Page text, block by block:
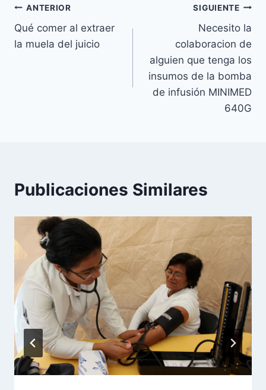
Navegación
de
ANTERIOR
Qué comer al extraer
la muela del juicio
SIGUIENTE
Necesito la
colaboracion de
alguien que tenga los
insumos de la bomba
de infusión MINIMED
640G
Publicaciones Similares